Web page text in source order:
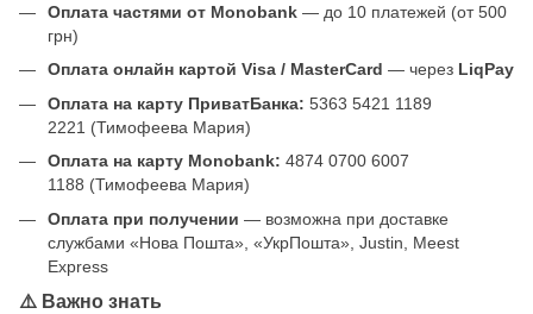
Оплата частями от Monobank — до 10 платежей (от 500
грн)
Оплата онлайн картой Visa / MasterCard — через LiqPay
Оплата на карту ПриватБанка: 5363 5421 1189
2221 (Тимофеева Мария)
Оплата на карту Monobank: 4874 0700 6007
1188 (Тимофеева Мария)
Оплата при получении — возможна при доставке
службами «Нова Пошта», «УкрПошта», Justin, Meest
Express
⚠️ Важно знать